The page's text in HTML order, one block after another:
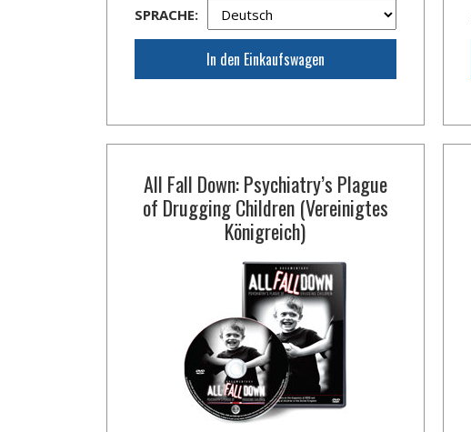
SPRACHE:
In den Einkaufswagen
All Fall Down: Psychiatry’s Plague
of Drugging Children (Vereinigtes
Königreich)